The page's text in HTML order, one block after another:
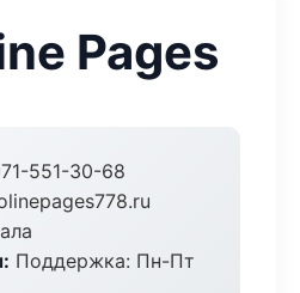
Pages
551-30-68
Поддержка: Пн-Пт